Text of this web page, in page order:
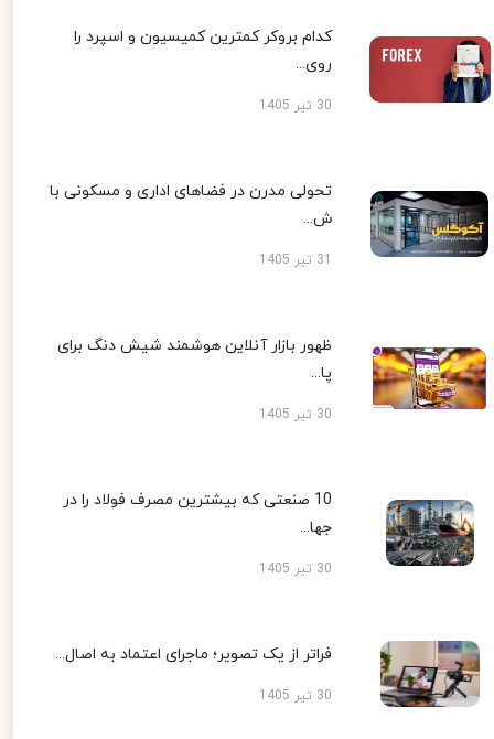
کدام بروکر کمترین کمیسیون و اسپرد را
روی...
30 تیر 1405
تحولی مدرن در فضاهای اداری و مسکونی با
ش...
ظهور بازار آنلاین هوشمند شیش دنگ برای
پا...
30 تیر 1405
10 صنعتی که بیشترین مصرف فولاد را در
جها...
30 تیر 1405
فراتر از یک تصویر؛ ماجرای اعتماد به اصال...
30 تیر 1405